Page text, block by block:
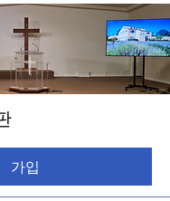
가입